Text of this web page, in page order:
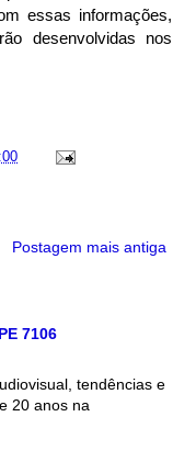
essas informações,
desenvolvidas nos
Postagem mais antiga
7106
tendências e
20 anos na